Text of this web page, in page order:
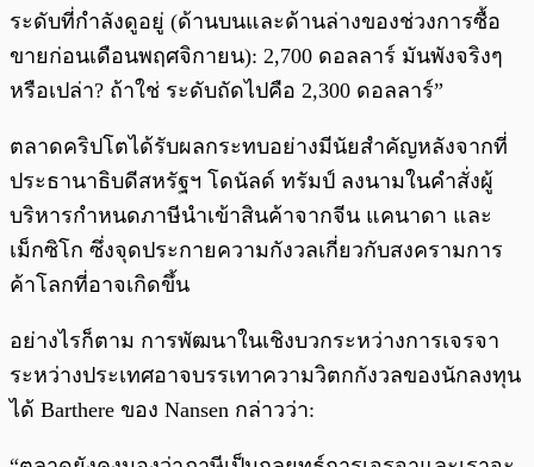
ระดับที่กำลังดูอยู่ (ด้านบนและด้านล่างของช่วงการซื้อ
ขายก่อนเดือนพฤศจิกายน): 2,700 ดอลลาร์ มันพังจริงๆ
หรือเปล่า? ถ้าใช่ ระดับถัดไปคือ 2,300 ดอลลาร์”
ตลาดคริปโตได้รับผลกระทบอย่างมีนัยสำคัญหลังจากที่
ประธานาธิบดีสหรัฐฯ โดนัลด์ ทรัมป์ ลงนามในคำสั่งผู้
บริหารกำหนดภาษีนำเข้าสินค้าจากจีน แคนาดา และ
เม็กซิโก ซึ่งจุดประกายความกังวลเกี่ยวกับสงครามการ
ค้าโลกที่อาจเกิดขึ้น
อย่างไรก็ตาม การพัฒนาในเชิงบวกระหว่างการเจรจา
ระหว่างประเทศอาจบรรเทาความวิตกกังวลของนักลงทุน
ได้ Barthere ของ Nansen กล่าวว่า: